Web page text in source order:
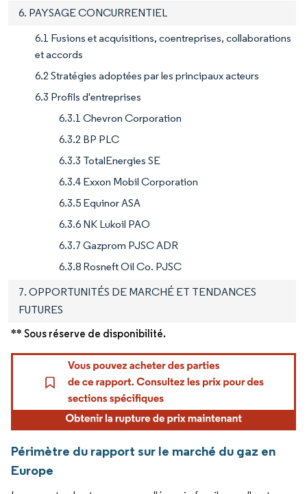
6. PAYSAGE CONCURRENTIEL
6.1 Fusions et acquisitions, coentreprises, collaborations
et accords
6.2 Stratégies adoptées par les principaux acteurs
6.3 Profils d'entreprises
6.3.1 Chevron Corporation
6.3.2 BP PLC
6.3.3 TotalEnergies SE
6.3.4 Exxon Mobil Corporation
6.3.5 Equinor ASA
6.3.6 NK Lukoil PAO
6.3.7 Gazprom PJSC ADR
6.3.8 Rosneft Oil Co. PJSC
7. OPPORTUNITÉS DE MARCHÉ ET TENDANCES
FUTURES
** Sous réserve de disponibilité.
Périmètre du rapport sur le marché du gaz en
Europe